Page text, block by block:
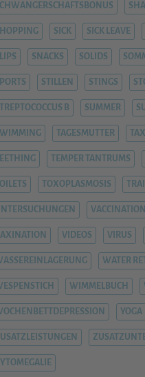
SICK SICK LEAVE
SNACKS SOLIDS
STILLEN STINGS
B SUMMER
TAGESMUTTER TAXI
TEETHING TEMPER TANTRUMS
TOILETS TOXOPLASMOSIS
VACCINATION
VIDEOS VIRUS
WATER
WIMMELBUCH
YOGA